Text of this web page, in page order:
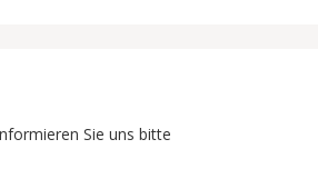
Sie uns bitte